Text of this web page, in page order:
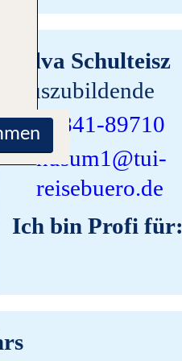
Jelva Schulteisz
Auszubildende
04841-89710
husum1@tui-
reisebuero.de
Ich bin Profi für: